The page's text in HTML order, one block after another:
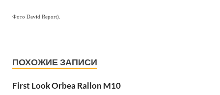
Фото David Report).
ПОХОЖИЕ ЗАПИСИ
First Look Orbea Rallon M10